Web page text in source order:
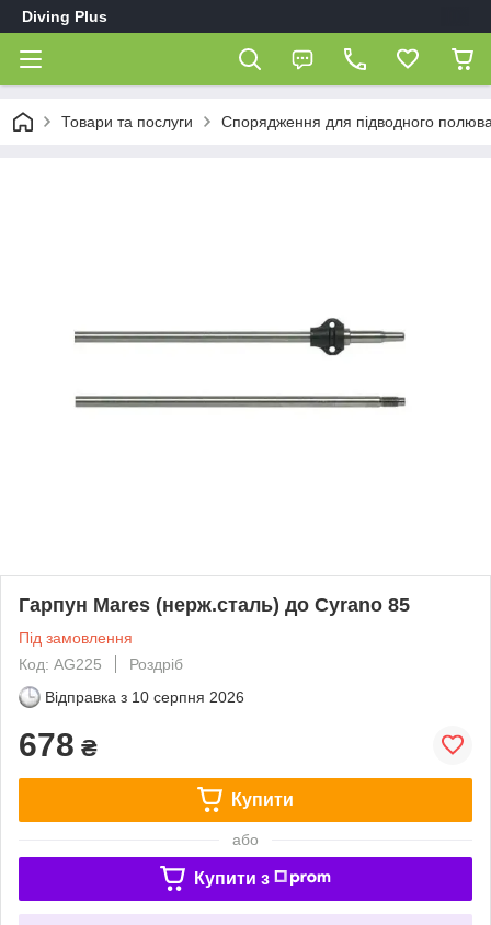
Diving Plus
Товари та послуги Спорядження для підводного
Гарпун Mares (нерж.сталь) до Cyrano 85
Під замовлення
Код: AG225
Роздріб
Відправка з 10 серпня 2026
678 ₴
Купити
або
Купити з